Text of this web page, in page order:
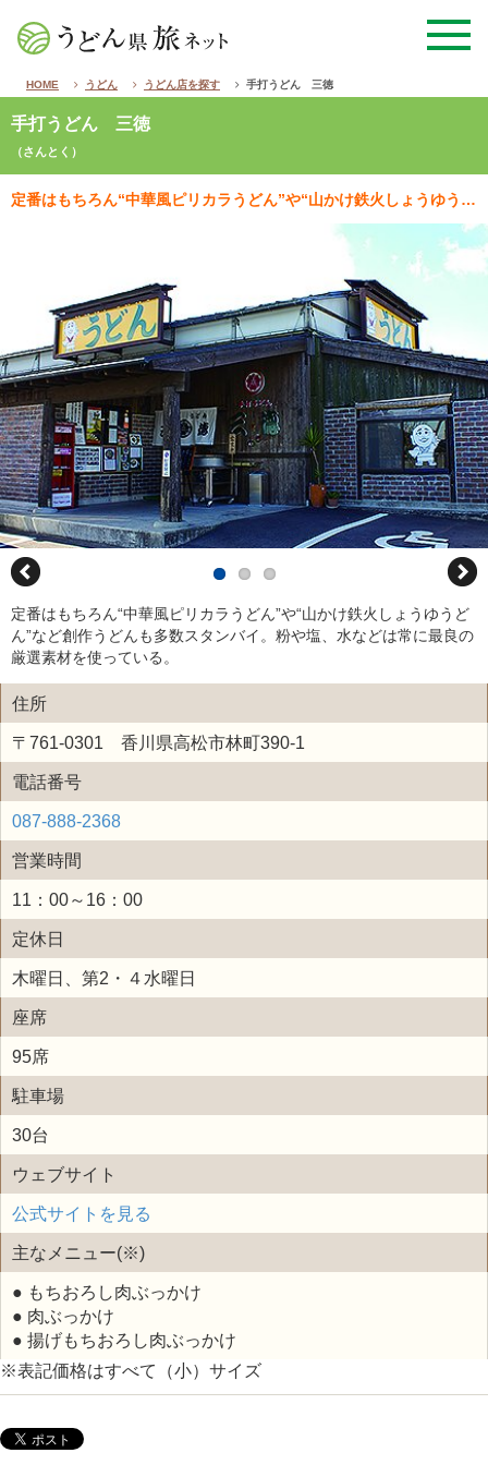
HOME うどん うどん店を探す 手打うどん 三徳
手打うどん 三徳
（さんとく）
定番はもちろん“中華風ピリカラうどん”や“山かけ鉄火しょうゆうどん”など創作うどんも多数スタンバイ。…
定番はもちろん“中華風ピリカラうどん”や“山かけ鉄火しょうゆうど
ん”など創作うどんも多数スタンバイ。粉や塩、水などは常に最良の
厳選素材を使っている。
住所
〒761-0301 香川県高松市林町390-1
電話番号
087-888-2368
営業時間
11：00～16：00
定休日
木曜日、第2・４水曜日
座席
95席
駐車場
30台
ウェブサイト
公式サイトを見る
主なメニュー(※)
● もちおろし肉ぶっかけ
● 肉ぶっかけ
● 揚げもちおろし肉ぶっかけ
※表記価格はすべて（小）サイズ